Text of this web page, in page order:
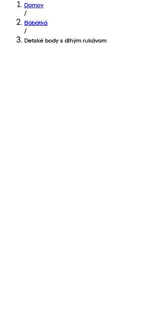
Domov
/
Bábätká
/
Detské body s dlhým rukávom